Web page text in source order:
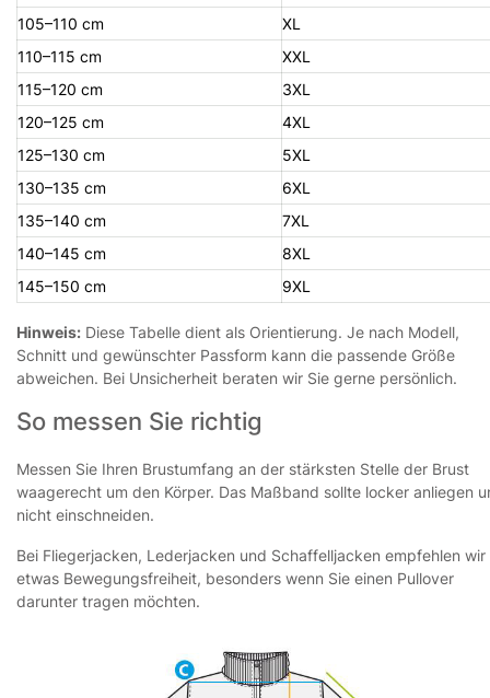
105–110 cm
XL
110–115 cm
XXL
115–120 cm
3XL
120–125 cm
4XL
125–130 cm
5XL
130–135 cm
6XL
135–140 cm
7XL
140–145 cm
8XL
145–150 cm
9XL
Hinweis: Diese Tabelle dient als Orientierung. Je nach Modell,
Schnitt und gewünschter Passform kann die passende Größe
abweichen. Bei Unsicherheit beraten wir Sie gerne persönlich.
So messen Sie richtig
Messen Sie Ihren Brustumfang an der stärksten Stelle der Brust
waagerecht um den Körper. Das Maßband sollte locker anliegen
nicht einschneiden.
Bei Fliegerjacken, Lederjacken und Schaffelljacken empfehlen wir
etwas Bewegungsfreiheit, besonders wenn Sie einen Pullover
darunter tragen möchten.